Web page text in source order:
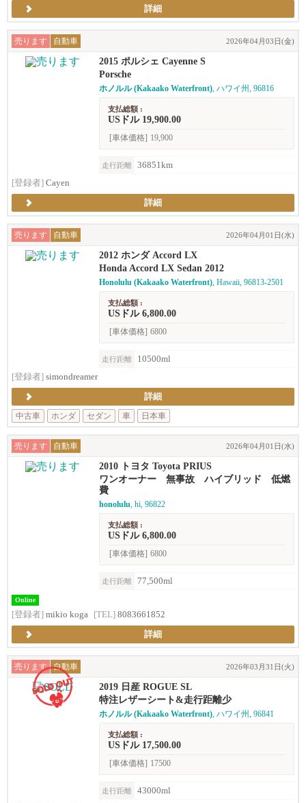
詳細
売ります 自動車 2026年04月03日(金)
2015 ポルシェ Cayenne S
Porsche
ホノルル (Kakaako Waterfront), ハワイ州, 96816
支払総額 :
USドル 19,900.00
[車体価格] 19,900
走行距離
36851km
[登録者] Cayen
詳細
売ります 自動車 2026年04月01日(水)
2012 ホンダ Accord LX
Honda Accord LX Sedan 2012
Honolulu (Kakaako Waterfront), Hawaii, 96813-2501
支払総額 :
USドル 6,800.00
[車体価格] 6800
走行距離
10500ml
[登録者] simondreamer
詳細
中古車
ホンダ セダン 車 日本車
売ります 自動車 2026年04月01日(水)
2010 トヨタ Toyota PRIUS
ワンオーナー 無事故 ハイブリッド 低燃
費
honolulu, hi, 96822
支払総額 :
USドル 6,800.00
[車体価格] 6800
走行距離 77,500ml
Online
[登録者] mikio koga [TEL] 8083661852
詳細
売ります 自動車 2026年03月31日(火)
2019 日産 ROGUE SL
特注レザーシート&走行距離少
ホノルル (Kakaako Waterfront), ハワイ州, 96841
支払総額 :
USドル 17,500.00
[車体価格] 17500
走行距離
43000ml